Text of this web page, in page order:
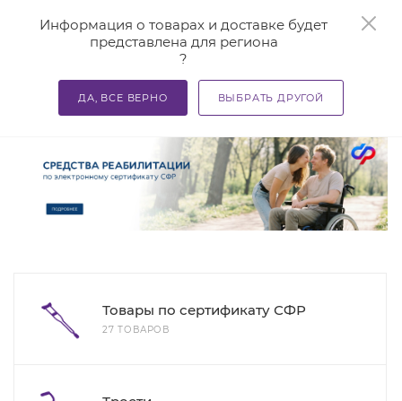
Информация о товарах и доставке будет
представлена для региона
?
ДА, ВСЕ ВЕРНО ВЫБРАТЬ ДРУГОЙ
Главная — Каталог — Средства реабилитации —
Поручни
Товары по сертификату СФР
27 ТОВАРОВ